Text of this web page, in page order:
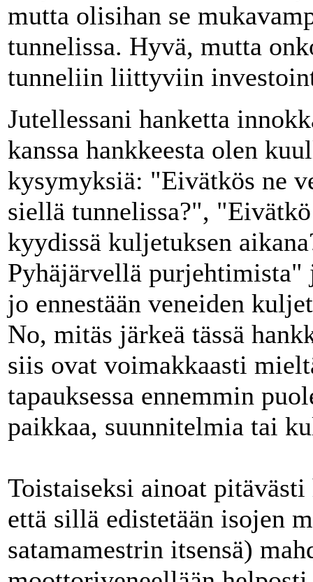
mutta olisihan se
tunnelissa. Hyvä, mutta
tunneliin liittyviin
Jutellessani hanketta
kanssa hankkeesta olen
kysymyksiä: "Eivätkös ne
siellä tunnelissa?",
kyydissä kuljetuksen
Pyhäjärvellä purjehtimista"
jo ennestään veneiden
No, mitäs järkeä tässä
siis ovat voimakkaasti
tapauksessa ennemmin
paikkaa, suunnitelmia tai
Toistaiseksi ainoat
että sillä edistetään isojen
satamamestrin itsensä)